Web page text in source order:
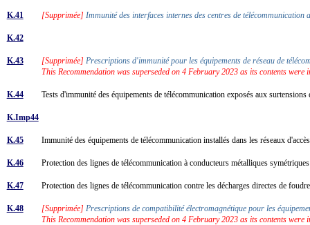
K.41 [Supprimée] Immunité des interfaces internes des centres de
K.42
K.43 [Supprimée] Prescriptions d'immunité pour les équipements de réseau de
This Recommendation was superseded on 4 February 2023 as its contents
K.44 Tests d'immunité des équipements de télécommunication exposés aux
K.Imp44
K.45 Immunité des équipements de télécommunication installés dans les réseaux
K.46 Protection des lignes de télécommunication à conducteurs métalliques
K.47 Protection des lignes de télécommunication contre les décharges directes de
K.48 [Supprimée] Prescriptions de compatibilité électromagnétique pour les
This Recommendation was superseded on 4 February 2023 as its contents